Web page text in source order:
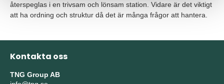
återspeglas i en trivsam och lönsam station. Vidare är det viktigt
att ha ordning och struktur då det är många frågor att hantera.
Kontakta oss
TNG Group AB